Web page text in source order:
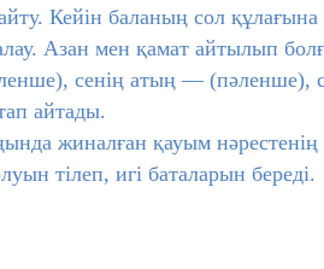
Кейін баланың сол құлағына
Азан мен қамат айтылып
сенің атың — (пәленше),
айтады.
жиналған қауым
тілеп, игі баталарын береді.